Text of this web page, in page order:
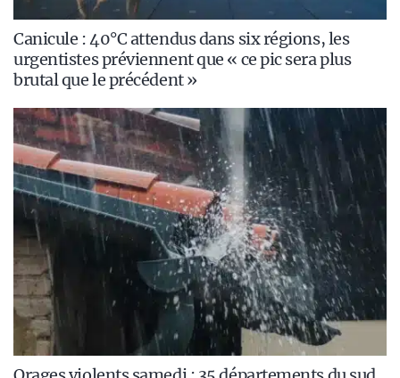
Canicule : 40°C attendus dans six régions, les
urgentistes préviennent que « ce pic sera plus
brutal que le précédent »